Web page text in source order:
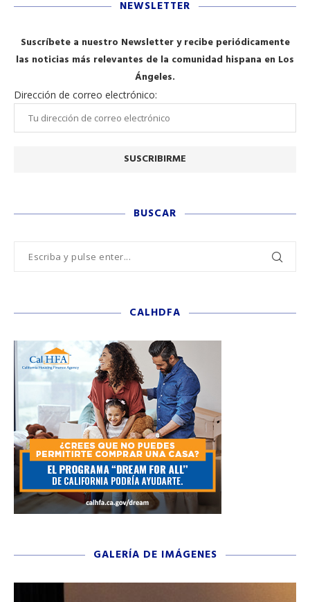
NEWSLETTER
Suscríbete a nuestro Newsletter y recibe periódicamente
las noticias más relevantes de la comunidad hispana en Los
Ángeles.
Dirección de correo electrónico:
BUSCAR
CALHDFA
GALERÍA DE IMÁGENES